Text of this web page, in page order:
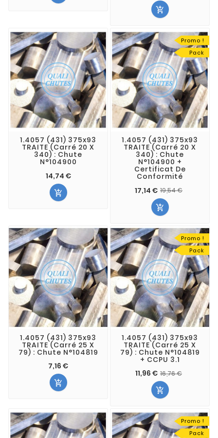

1.4057 (431) 375x93
TRAITE (Carré 20 X
340) : Chute
N°104900
14,74 €

Promo !
Pack
1.4057 (431) 375x93
TRAITE (Carré 20 X
340) : Chute
N°104900 +
Certificat De
Conformité
17,14 € 19,54 €

1.4057 (431) 375x93
TRAITE (Carré 25 X
79) : Chute N°104819
7,16 €

Promo !
Pack
1.4057 (431) 375x93
TRAITE (Carré 25 X
79) : Chute N°104819
+ CCPU 3.1
11,96 € 16,76 €

Promo !
Pack